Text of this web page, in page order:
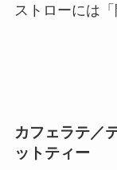
ストローには
カフェラテ／
ットティー